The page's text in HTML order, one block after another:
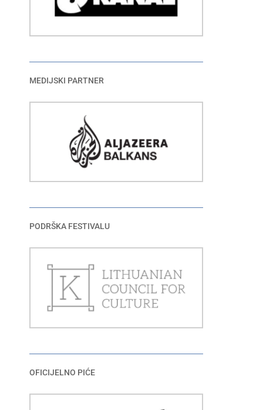
MEDIJSKI PARTNER
PODRŠKA FESTIVALU
OFICIJELNO PIĆE